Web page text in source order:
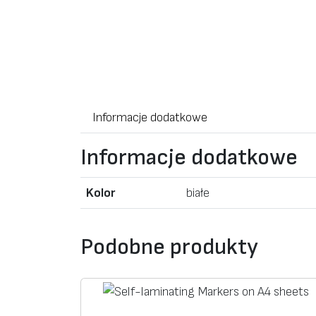
Informacje dodatkowe
Informacje dodatkowe
Kolor białe
Podobne produkty